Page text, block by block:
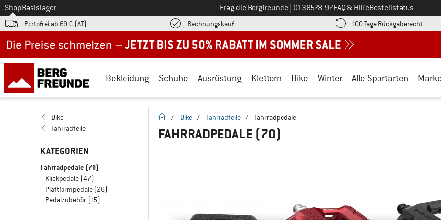
Zum
ShopBasislager Frag die Bergfreunde Ruf uns an unter
01-38528-97FAQ & HilfeBestellstatus
Portofrei ab 69 € (AT) RechnungskaufFinde die Zahlungs-Infos hier! Öffnet sich in einer Infobox
100 Tage Rückgaberecht
Bekleidung Schuhe Ausrüstung Klettern Bike Winter Alle Sportarten
Bike
Fahrradteile
KATEGORIEN
Fahrradpedale (70)
Klickpedale (47)
Plattformpedale (26)
Pedalzubehör (15)
Startseite
/ Bike / Fahrradteile / Fahrradpedale
FAHRRADPEDALE (70)